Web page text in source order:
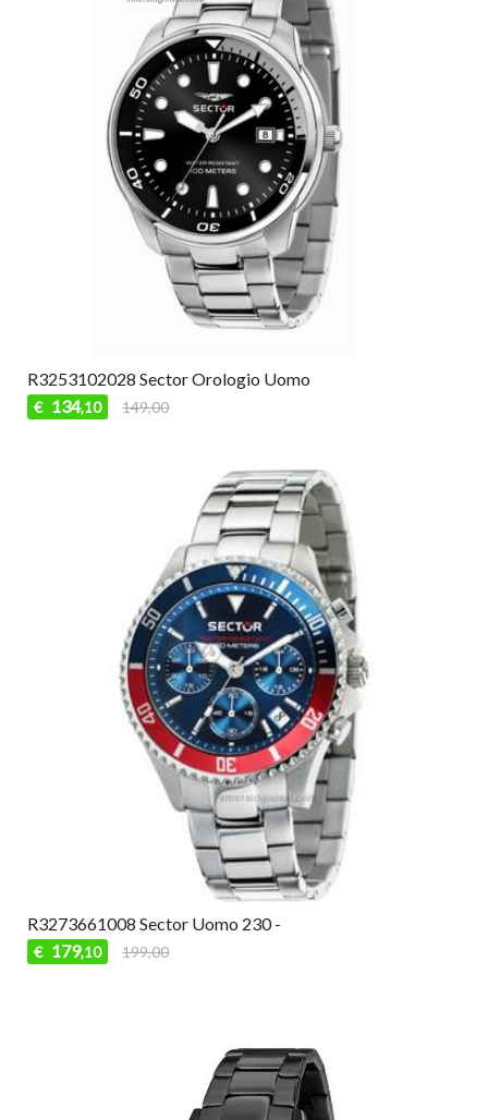
R3253102028 Sector Orologio Uomo
€ 134,10 149,00
R3273661008 Sector Uomo 230 -
€ 179,10 199,00